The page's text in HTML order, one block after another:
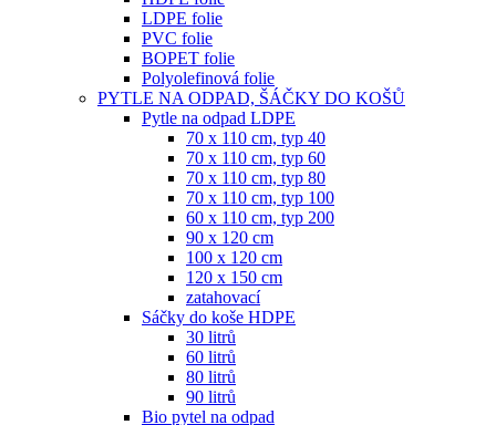
LDPE folie
PVC folie
BOPET folie
Polyolefinová folie
PYTLE NA ODPAD, ŠÁČKY DO KOŠŮ
Pytle na odpad LDPE
70 x 110 cm, typ 40
70 x 110 cm, typ 60
70 x 110 cm, typ 80
70 x 110 cm, typ 100
60 x 110 cm, typ 200
90 x 120 cm
100 x 120 cm
120 x 150 cm
zatahovací
Sáčky do koše HDPE
30 litrů
60 litrů
80 litrů
90 litrů
Bio pytel na odpad